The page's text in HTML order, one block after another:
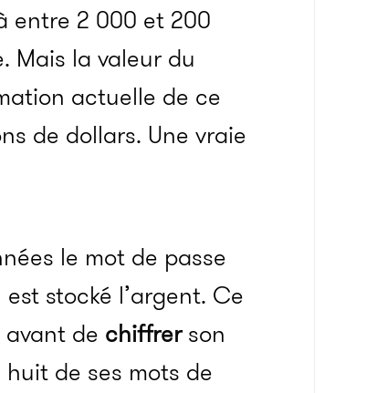
entre 2 000 et 200
Mais la valeur du
actuelle de ce
de dollars. Une vraie
le mot de passe
stocké l’argent. Ce
de chiffrerson
de ses mots de